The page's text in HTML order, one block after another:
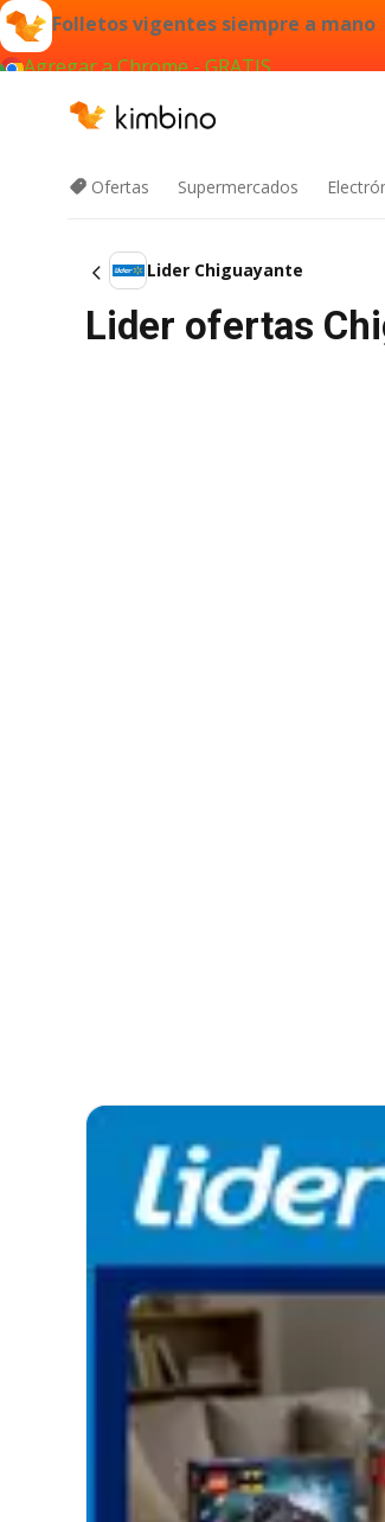
Folletos vigentes siempre a mano
Agregar a Chrome - GRATIS
Ofertas Supermercados
Lider Chiguayante
Lider ofertas